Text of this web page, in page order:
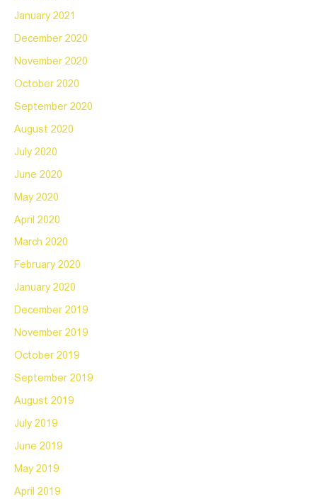
January 2021
December 2020
November 2020
October 2020
September 2020
August 2020
July 2020
June 2020
May 2020
April 2020
March 2020
February 2020
January 2020
December 2019
November 2019
October 2019
September 2019
August 2019
July 2019
June 2019
May 2019
April 2019